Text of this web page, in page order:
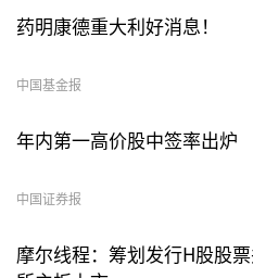
中证沪深港黄金产
143.07%、98.41%、
率。这其中，除了中欧
基准：中欧数字经济A、
业产业A分别跑赢基
11.71%。
季报显示，自成立以来，
药明康德重大利好消息！
中国基金报
年内第一高价股中签率出炉
中国证券报
摩尔线程：筹划发行H股股